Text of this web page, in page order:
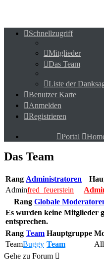
Schnellzugriff
Mitglieder
Das Team
Liste der
Benutzer Karte
Anmelden
Registrieren
Portal
Schnellzugriff
Mitglieder
Das Team
Liste der
Benutzer Karte
Anmelden
Registrieren
Home
Das Team
Rang Administratoren
Adminfred_feuerstein
Rang Globale
Es wurden keine Mitglieder
entsprechen.
Rang Team Hauptgruppe
TeamBuggy Team
Gehe zu Forum